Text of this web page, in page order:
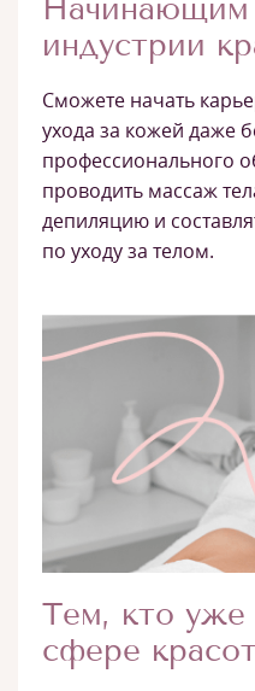
Начинающим
индустрии
Сможете начать
ухода за кожей даже
профессионального
проводить массаж
депиляцию и
по уходу за телом.
Тем, кто уже
сфере